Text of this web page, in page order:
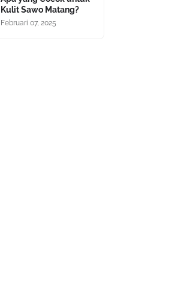
Kulit Sawo Matang?
Februari 07, 2025